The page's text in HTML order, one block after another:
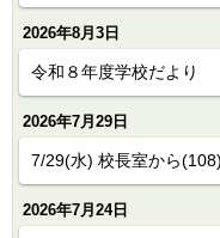
2026年8月3日
令和８年度学校だより
2026年7月29日
7/29(水) 校長室から
2026年7月24日